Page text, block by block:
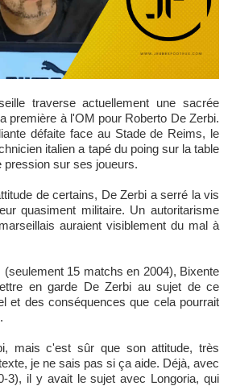
première à l'OM pour Roberto De Zerbi.
défaite face au Stade de Reims, le
italien a tapé du poing sur la table
sur ses joueurs.
de certains, De Zerbi a serré la vis
quasiment militaire. Un autoritarisme
auraient visiblement du mal à
15 matchs en 2004), Bixente
en garde De Zerbi au sujet de ce
et des conséquences que cela pourrait
mais c'est sûr que son attitude, très
je ne sais pas si ça aide. Déjà, avec
3), il y avait le sujet avec Longoria, qui